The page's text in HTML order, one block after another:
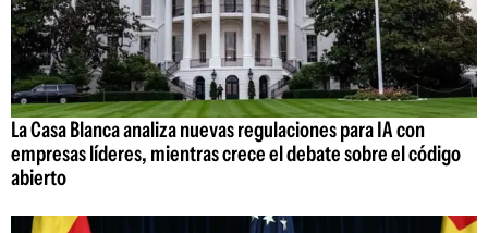
La Casa Blanca analiza nuevas regulaciones para IA con
empresas líderes, mientras crece el debate sobre el código
abierto